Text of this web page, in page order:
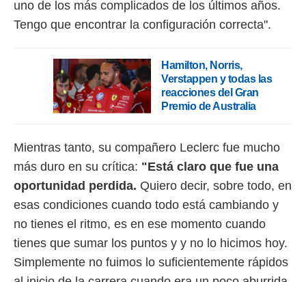
de
1199
uno de los más complicados de los últimos años.
Tengo que encontrar la configuración correcta".
Hamilton, Norris,
Verstappen y todas las
reacciones del Gran
Premio de Australia
Mientras tanto, su compañero Leclerc fue mucho
más duro en su crítica: "Está claro que fue una
oportunidad perdida. Quiero decir, sobre todo, en
esas condiciones cuando todo está cambiando y
no tienes el ritmo, es en ese momento cuando
tienes que sumar los puntos y y no lo hicimos hoy.
Simplemente no fuimos lo suficientemente rápidos